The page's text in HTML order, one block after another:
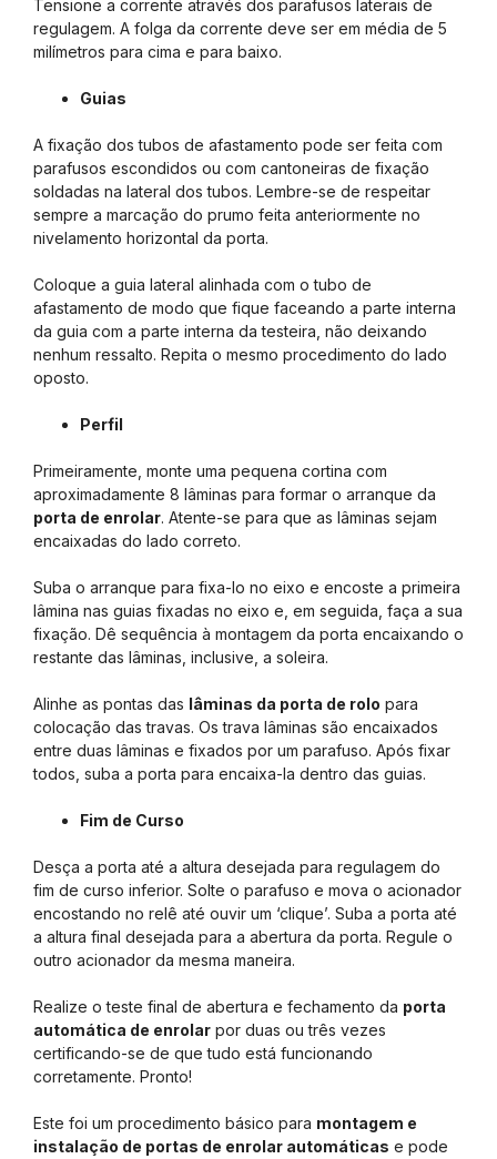
Tensione a corrente através dos parafusos laterais de
regulagem. A folga da corrente deve ser em média de 5
milímetros para cima e para baixo.
Guias
A fixação dos tubos de afastamento pode ser feita com
parafusos escondidos ou com cantoneiras de fixação
soldadas na lateral dos tubos. Lembre-se de respeitar
sempre a marcação do prumo feita anteriormente no
nivelamento horizontal da porta.
Coloque a guia lateral alinhada com o tubo de
afastamento de modo que fique faceando a parte interna
da guia com a parte interna da testeira, não deixando
nenhum ressalto. Repita o mesmo procedimento do lado
oposto.
Perfil
Primeiramente, monte uma pequena cortina com
aproximadamente 8 lâminas para formar o arranque da
porta de enrolar. Atente-se para que as lâminas sejam
encaixadas do lado correto.
Suba o arranque para fixa-lo no eixo e encoste a primeira
lâmina nas guias fixadas no eixo e, em seguida, faça a sua
fixação. Dê sequência à montagem da porta encaixando o
restante das lâminas, inclusive, a soleira.
Alinhe as pontas das lâminas da porta de rolo para
colocação das travas. Os trava lâminas são encaixados
entre duas lâminas e fixados por um parafuso. Após fixar
todos, suba a porta para encaixa-la dentro das guias.
Fim de Curso
Desça a porta até a altura desejada para regulagem do
fim de curso inferior. Solte o parafuso e mova o acionador
encostando no relê até ouvir um ‘clique’. Suba a porta até
a altura final desejada para a abertura da porta. Regule o
outro acionador da mesma maneira.
Realize o teste final de abertura e fechamento da porta
automática de enrolar por duas ou três vezes
certificando-se de que tudo está funcionando
corretamente. Pronto!
Este foi um procedimento básico para montagem e
instalação de portas de enrolar automáticas e pode